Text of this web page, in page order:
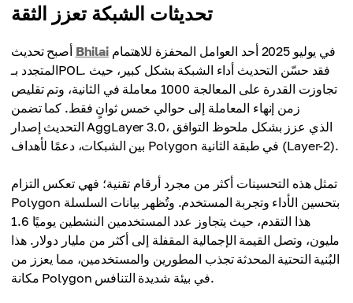
تحديثات الشبكة تعزز الثقة
Bhilaiفي يوليو 2025 أحد العوامل المحفزة للاهتمام
المتجدد بـPOL. فقد حسّن التحديث أداء الشبكة بشكل كبير، حيث
تجاوزت القدرة على المعالجة 1000 معاملة في الثانية، وتم تقليص
زمن إنهاء المعاملة إلى حوالي خمس ثوانٍ فقط. كما تضمن
التحديث إصدار AggLayer 3.0، الذي عزز بشكل ملحوظ التوافق
بين الشبكات، دعمًا لأهداف Polygon في طبقة الثانية (Layer-2).
تمثل هذه التحسينات أكثر من مجرد أرقام تقنية؛ فهي تعكس التزام
Polygon بتحسين الأداء وتجربة المستخدم. وتُظهر بيانات السلسلة
هذا التقدم، حيث يتجاوز عدد المستخدمين النشطين يوميًا 1.6
مليون، وتصل القيمة الإجمالية المقفلة إلى أكثر من مليار دولار. هذا
البُنية التحتية المحدثة تجذب المطورين والمستخدمين، مما يعزز من
مكانة Polygon في بيئة شديدة التنافس.